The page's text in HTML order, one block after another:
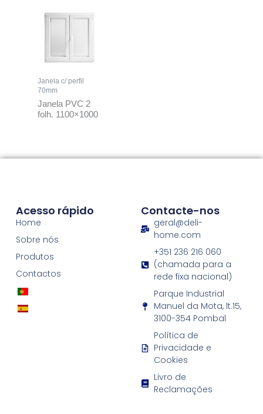
Janela c/ perfil
70mm
Janela PVC 2
folh. 1100×1000
Acesso rápido
Home
Sobre nós
Produtos
Contactos
Contacte-nos
geral@deli-
home.com
+351 236 216 060
(chamada para a
rede fixa nacional)
Parque Industrial
Manuel da Mota, lt.15,
3100-354 Pombal
Política de
Privacidade e
Cookies
Livro de
Reclamações